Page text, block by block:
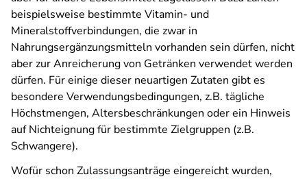
beispielsweise bestimmte Vitamin- und
Mineralstoffverbindungen, die zwar in
Nahrungsergänzungsmitteln vorhanden sein dürfen, nicht
aber zur Anreicherung von Getränken verwendet werden
dürfen. Für einige dieser neuartigen Zutaten gibt es
besondere Verwendungsbedingungen, z.B. tägliche
Höchstmengen, Altersbeschränkungen oder ein Hinweis
auf Nichteignung für bestimmte Zielgruppen (z.B.
Schwangere).
Wofür schon Zulassungsanträge eingereicht wurden,